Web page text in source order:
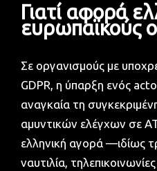
Γιατί αφορά
ευρωπαϊκούς
Σε οργανισμούς με
GDPR, η ύπαρξη ενός
αναγκαία τη
αμυντικών ελέγχων σε
ελληνική αγορά —ιδίως
ναυτιλία,